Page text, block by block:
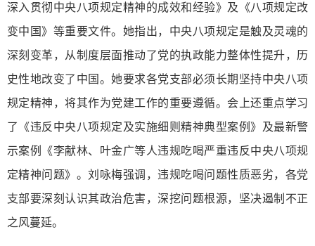
深入贯彻中央八项规定精神的成效和经验》及《八项规定改
变中国》等重要文件。她指出，中央八项规定是触及灵魂的
深刻变革，从制度层面推动了党的执政能力整体性提升，历
史性地改变了中国。她要求各党支部必须长期坚持中央八项
规定精神，将其作为党建工作的重要遵循。会上还重点学习
了《违反中央八项规定及实施细则精神典型案例》及最新警
示案例《李献林、叶金广等人违规吃喝严重违反中央八项规
定精神问题》。刘咏梅强调，违规吃喝问题性质恶劣，各党
支部要深刻认识其政治危害，深挖问题根源，坚决遏制不正
之风蔓延。